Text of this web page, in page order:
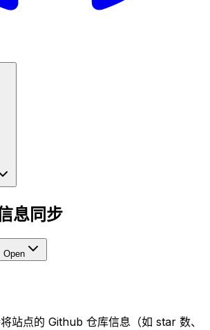
息同步
Open
站点的 Github 仓库信息（如 star 数、